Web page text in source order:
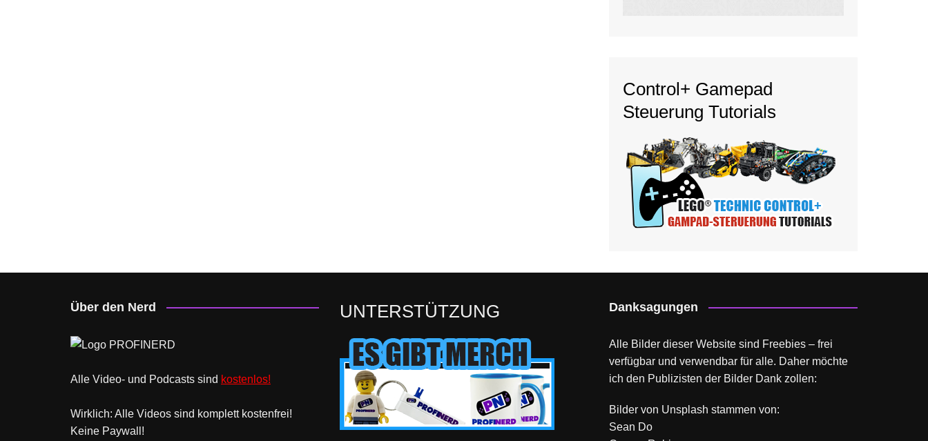
Control+ Gamepad
Steuerung Tutorials
Über den Nerd
Alle Video- und Podcasts sind kostenlos!
Wirklich: Alle Videos sind komplett kostenfrei!
Keine Paywall!
UNTERSTÜTZUNG Danksagungen
Alle Bilder dieser Website sind Freebies – frei
verfügbar und verwendbar für alle. Daher möchte
ich den Publizisten der Bilder Dank zollen:
Bilder von Unsplash stammen von:
Sean Do